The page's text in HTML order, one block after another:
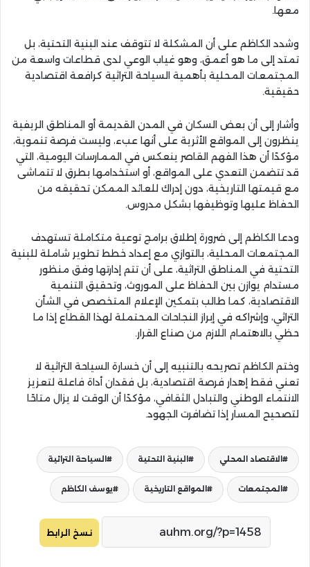
معها.
وشدد الكاظم على أن المشكلة لا تتوقف عند البنية التحتية، بل
تمتد إلى ما هو أعمق، وهو غياب الوعي لدى قطاعات واسعة من
المجتمعات المحلية بأهمية السياحة التراثية كرافعة اقتصادية
حقيقية.
وأشار إلى أن بعض السكان في المدن القديمة أو المناطق الريفية
ينظرون إلى المواقع الأثرية على أنها عبء، وليست فرصة تنموية،
مؤكدًا أن هذا الفهم القاصر ينعكس في الممارسات اليومية، التي
قد تتضمن التعدي على المواقع، أو استخدامها بطرق لا تتماشى
مع قيمتها التاريخية، دون إدراك للعائد الممكن تحقيقه من
الحفاظ عليها وتوظيفها بشكل مدروس.
ودعا الكاظم إلى ضرورة إطلاق برامج توعية متكاملة تستهدف
المجتمعات المحلية، بالتوازي مع إعداد خطط تطوير شاملة للبنية
التحتية في المناطق التراثية، على أن تتم إدارتها وفق منظور
مستدام يوازن بين الحفاظ على الموروث، وتحقيق التنمية
الاقتصادية، كما طالب بتمكين الإعلام المتخصص في الشأن
التراثي، وإشراكه في إبراز النجاحات المحتملة لهذا القطاع إذا ما
حظي بالاهتمام اللازم من صناع القرار.
وختم الكاظم تصريحه بالتنبيه إلى أن خسارة السياحة التراثية لا
تعني فقط إهدار فرصة اقتصادية، بل فقدان أداة فاعلة لتعزيز
الانتماء الوطني والتبادل الثقافي، مؤكدًا أن الوقت لا يزال متاحًا
لتصحيح المسار إذا تضافرت الجهود.
الاقتصاد المحلي البنية التحتية السياحة التراثية
المجتمعات المواقع التاريخية يوسف الكاظم
نسخ الرابط